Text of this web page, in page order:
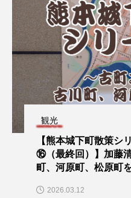
観光
【熊本城下町散策シ
⑯（最終回）】加藤
町、河原町、松原町
2026.03.12